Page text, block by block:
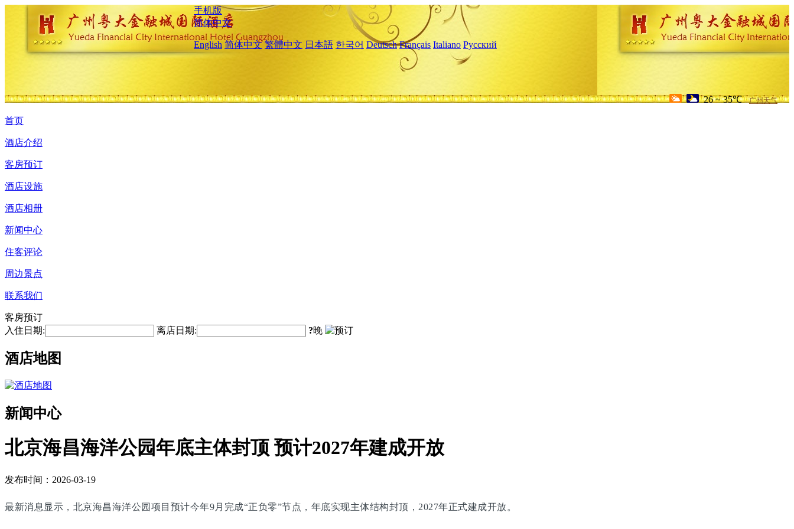
手机版
简体中文
English 简体中文 繁體中文 日本語 한국어 Deutsch Français Italiano Русский
26 ~ 35℃ 广州天气
首页
酒店介绍
客房预订
酒店设施
酒店相册
新闻中心
住客评论
周边景点
联系我们
客房预订
入住日期:
离店日期: ?晚
酒店地图
新闻中心
北京海昌海洋公园年底主体封顶 预计2027年建成开放
发布时间：2026-03-19
最新消息显示，北京海昌海洋公园项目预计今年9月完成“正负零”节点，年底实现主体结构封顶，2027年正式建成开放。